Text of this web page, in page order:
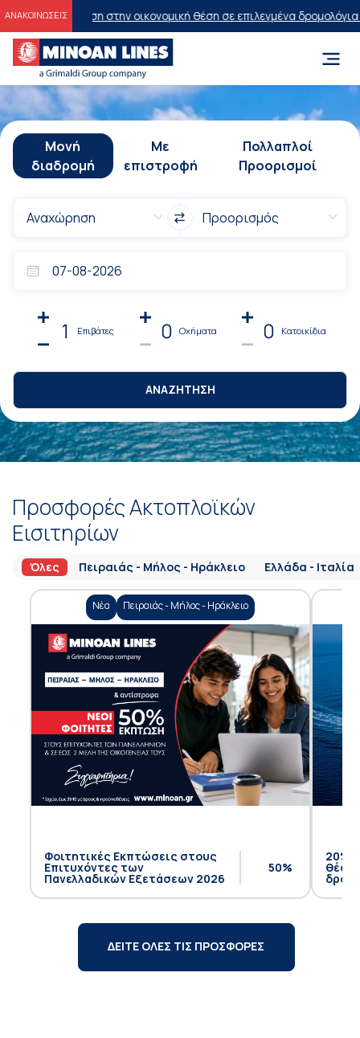
ΑΝΑΚΟΙΝΩΣΕΙΣ
στην οικονομική θέση σε επιλεγμένα δρομολόγια θέρους 2026
Μονή
διαδρομή
Με
επιστροφή
Πολλαπλοί
Προορισμοί
1 Επιβάτες 0 Οχήματα 0 Κατοικίδια
ΑΝΑΖΗΤΗΣΗ
Προσφορές Ακτοπλοϊκών
Εισιτηρίων
Όλες Πειραιάς - Μήλος - Ηράκλειο Ελλάδα - Ιταλία
Νέα Πειραιάς - Μήλος - Ηράκλειο
Φοιτητικές Εκπτώσεις στους
Επιτυχόντες των
Πανελλαδικών Εξετάσεων 2026
50%
20%
θέση
ΔΕΙΤΕ ΟΛΕΣ ΤΙΣ ΠΡΟΣΦΟΡΕΣ